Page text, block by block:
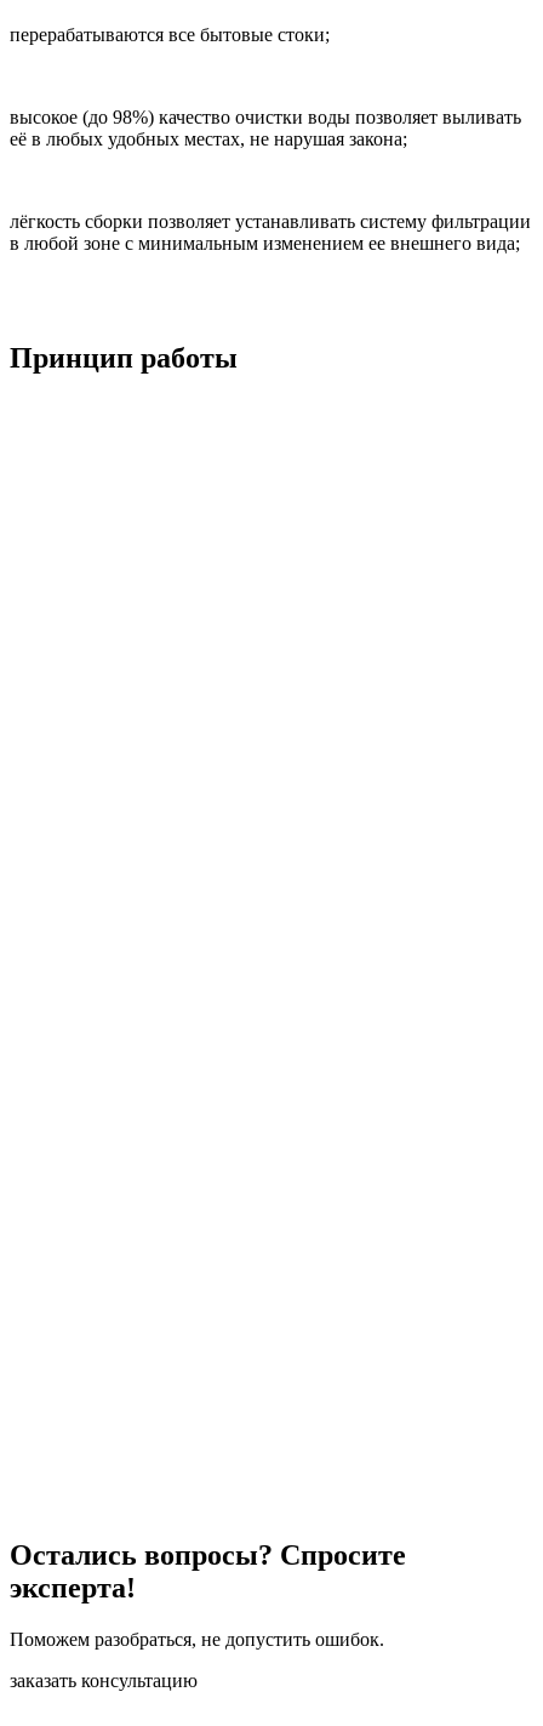
перерабатываются все бытовые стоки;
высокое (до 98%) качество очистки воды позволяет выливать
её в любых удобных местах, не нарушая закона;
лёгкость сборки позволяет устанавливать систему фильтрации
в любой зоне с минимальным изменением ее внешнего вида;
Принцип работы
Остались вопросы? Спросите
эксперта!
Поможем разобраться, не допустить ошибок.
заказать консультацию